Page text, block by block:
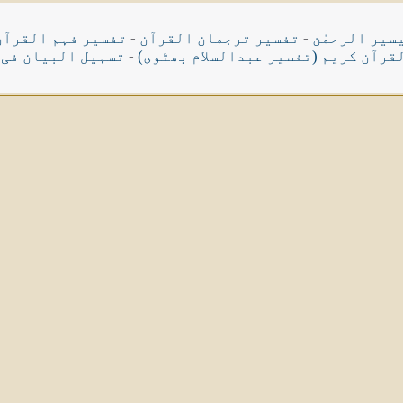
الرحمٰن - تفسیر ترجمان القرآن - تفسیر فہم
کریم (تفسیر عبدالسلام بھٹوی) - تسہیل البیان